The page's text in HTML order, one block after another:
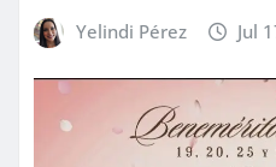
Yelindi Pérez Jul